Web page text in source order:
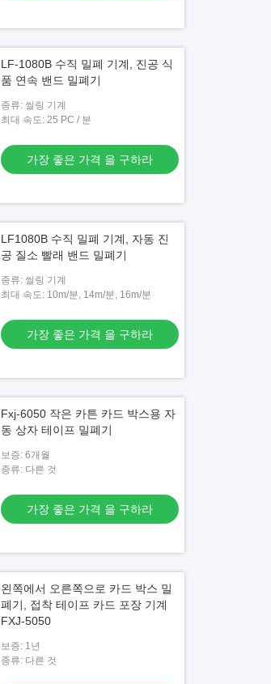
LF-1080B 수직 밀폐 기계, 진공 식
품 연속 밴드 밀폐기
종류: 씰링 기계
최대 속도: 25 PC / 분
가장 좋은 가격 을 구하라
LF1080B 수직 밀폐 기계, 자동 진
공 질소 빨래 밴드 밀폐기
종류: 씰링 기계
최대 속도: 10m/분, 14m/분, 16m/분
가장 좋은 가격 을 구하라
Fxj-6050 작은 카튼 카드 박스용 자
동 상자 테이프 밀폐기
보증: 6개월
종류: 다른 것
가장 좋은 가격 을 구하라
왼쪽에서 오른쪽으로 카드 박스 밀
폐기, 접착 테이프 카드 포장 기계
FXJ-5050
보증: 1년
종류: 다른 것